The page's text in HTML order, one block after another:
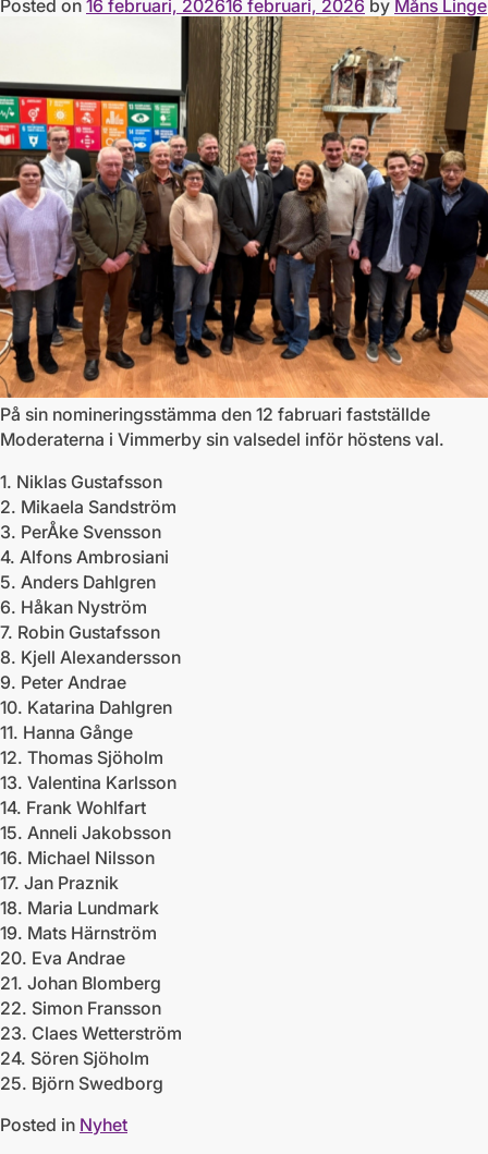
Posted on 16 februari, 202616 februari, 2026 by Måns Linge
På sin nomineringsstämma den 12 fabruari fastställde
Moderaterna i Vimmerby sin valsedel inför höstens val.
1. Niklas Gustafsson
2. Mikaela Sandström
3. PerÅke Svensson
4. Alfons Ambrosiani
5. Anders Dahlgren
6. Håkan Nyström
7. Robin Gustafsson
8. Kjell Alexandersson
9. Peter Andrae
10. Katarina Dahlgren
11. Hanna Gånge
12. Thomas Sjöholm
13. Valentina Karlsson
14. Frank Wohlfart
15. Anneli Jakobsson
16. Michael Nilsson
17. Jan Praznik
18. Maria Lundmark
19. Mats Härnström
20. Eva Andrae
21. Johan Blomberg
22. Simon Fransson
23. Claes Wetterström
24. Sören Sjöholm
25. Björn Swedborg
Posted in Nyhet